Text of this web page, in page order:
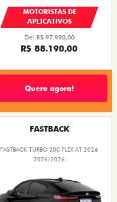
MOTORISTAS DE
APLICATIVOS
De: R$ 97.990,00
R$ 88.190,00
Quero agora!
FASTBACK
FASTBACK TURBO 200 FLEX AT 2026
2026/2026